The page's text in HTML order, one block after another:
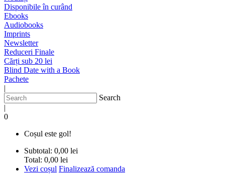
Disponibile în curând
Ebooks
Audiobooks
Imprints
Newsletter
Reduceri Finale
Cărți sub 20 lei
Blind Date with a Book
Pachete
|
Search
|
0
Coșul este gol!
Subtotal: 0,00 lei
Total: 0,00 lei
Vezi coșul Finalizează comanda